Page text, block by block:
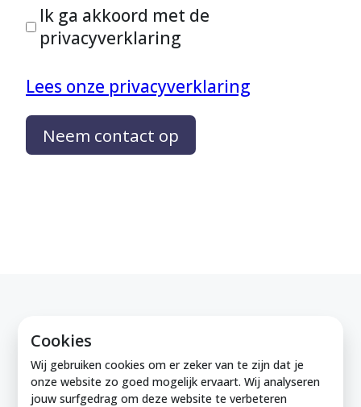
Cookies
Wij gebruiken cookies om er zeker van te zijn dat je
onze website zo goed mogelijk ervaart. Wij analyseren
jouw surfgedrag om deze website te verbeteren
Ik ga akkoord met de
privacyverklaring
Lees onze privacyverklaring
Neem contact op
Bezoek ons
(op afspraak)